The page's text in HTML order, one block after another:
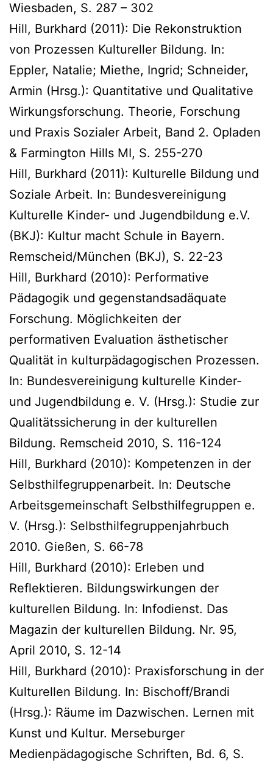
Wiesbaden, S. 287 – 302
Hill, Burkhard (2011): Die Rekonstruktion
von Prozessen Kultureller Bildung. In:
Eppler, Natalie; Miethe, Ingrid; Schneider,
Armin (Hrsg.): Quantitative und Qualitative
Wirkungsforschung. Theorie, Forschung
und Praxis Sozialer Arbeit, Band 2. Opladen
& Farmington Hills MI, S. 255-270
Hill, Burkhard (2011): Kulturelle Bildung und
Soziale Arbeit. In: Bundesvereinigung
Kulturelle Kinder- und Jugendbildung e.V.
(BKJ): Kultur macht Schule in Bayern.
Remscheid/München (BKJ), S. 22-23
Hill, Burkhard (2010): Performative
Pädagogik und gegenstandsadäquate
Forschung. Möglichkeiten der
performativen Evaluation ästhetischer
Qualität in kulturpädagogischen Prozessen.
In: Bundesvereinigung kulturelle Kinder-
und Jugendbildung e. V. (Hrsg.): Studie zur
Qualitätssicherung in der kulturellen
Bildung. Remscheid 2010, S. 116-124
Hill, Burkhard (2010): Kompetenzen in der
Selbsthilfegruppenarbeit. In: Deutsche
Arbeitsgemeinschaft Selbsthilfegruppen e.
V. (Hrsg.): Selbsthilfegruppenjahrbuch
2010. Gießen, S. 66-78
Hill, Burkhard (2010): Erleben und
Reflektieren. Bildungswirkungen der
kulturellen Bildung. In: Infodienst. Das
Magazin der kulturellen Bildung. Nr. 95,
April 2010, S. 12-14
Hill, Burkhard (2010): Praxisforschung in der
Kulturellen Bildung. In: Bischoff/Brandi
(Hrsg.): Räume im Dazwischen. Lernen mit
Kunst und Kultur. Merseburger
Medienpädagogische Schriften, Bd. 6, S.